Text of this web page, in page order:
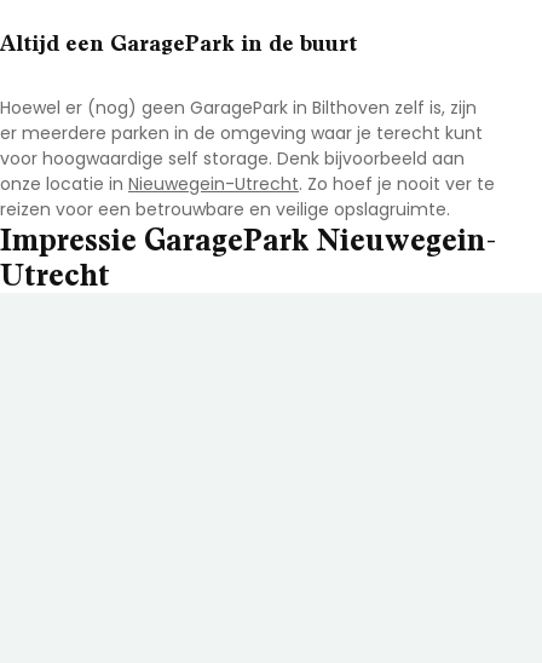
Altijd een GaragePark in de buurt
Hoewel er (nog) geen GaragePark in Bilthoven zelf is, zijn
er meerdere parken in de omgeving waar je terecht kunt
voor hoogwaardige self storage. Denk bijvoorbeeld aan
onze locatie in Nieuwegein-Utrecht. Zo hoef je nooit ver te
reizen voor een betrouwbare en veilige opslagruimte.
Impressie GaragePark Nieuwegein-
Utrecht